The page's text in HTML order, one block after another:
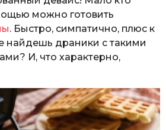
можно готовить
. Быстро, симпатично, плюс к
найдешь драники с такими
И, что характерно,